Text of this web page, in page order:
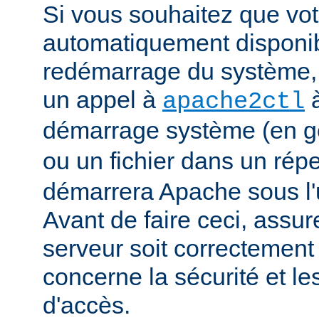
Si vous souhaitez que
automatiquement
redémarrage du
un appel à apache2ctl
démarrage système (en
ou un fichier dans un
démarrera Apache sous
Avant de faire ceci,
serveur soit
concerne la sécurité et
d'accès.